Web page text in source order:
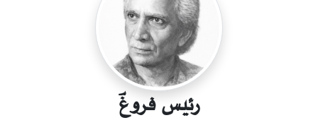
رئیس فروغؔ